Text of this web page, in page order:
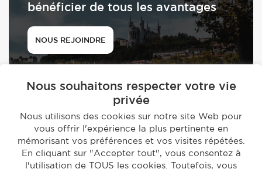
bénéficier de tous les avantages
NOUS REJOINDRE
© 2026 - FNAIM du Rhône
Mentions légales - Politique de confidentialité
Nous souhaitons respecter votre vie
privée
Nous utilisons des cookies sur notre site Web pour
vous offrir l'expérience la plus pertinente en
mémorisant vos préférences et vos visites répétées.
En cliquant sur "Accepter tout", vous consentez à
l'utilisation de TOUS les cookies. Toutefois, vous